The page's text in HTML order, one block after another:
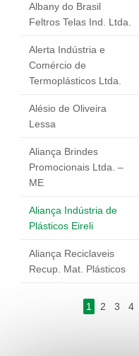
Albany do Brasil
Feltros Telas Ind. Ltda.
Alerta Indústria e
Comércio de
Termoplásticos Ltda.
Alésio de Oliveira
Lessa
Aliança Brindes
Promocionais Ltda. –
ME
Aliança Indústria de
Plásticos Eireli
Aliança Reciclaveis
Recup. Mat. Plásticos
1 2 3 4